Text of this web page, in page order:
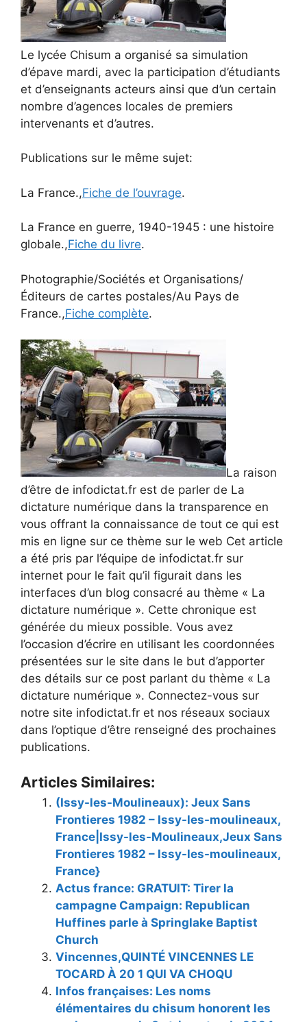
Le lycée Chisum a organisé sa simulation
d’épave mardi, avec la participation d’étudiants
et d’enseignants acteurs ainsi que d’un certain
nombre d’agences locales de premiers
intervenants et d’autres.
Publications sur le même sujet:
La France.,Fiche de l’ouvrage.
La France en guerre, 1940-1945 : une histoire
globale.,Fiche du livre.
Photographie/Sociétés et Organisations/
Éditeurs de cartes postales/Au Pays de
France.,Fiche complète.
La raison
d’être de infodictat.fr est de parler de La
dictature numérique dans la transparence en
vous offrant la connaissance de tout ce qui est
mis en ligne sur ce thème sur le web Cet article
a été pris par l’équipe de infodictat.fr sur
internet pour le fait qu’il figurait dans les
interfaces d’un blog consacré au thème « La
dictature numérique ». Cette chronique est
générée du mieux possible. Vous avez
l’occasion d’écrire en utilisant les coordonnées
présentées sur le site dans le but d’apporter
des détails sur ce post parlant du thème « La
dictature numérique ». Connectez-vous sur
notre site infodictat.fr et nos réseaux sociaux
dans l’optique d’être renseigné des prochaines
publications.
Articles Similaires:
(Issy-les-Moulineaux): Jeux Sans
Frontieres 1982 – Issy-les-moulineaux,
France|Issy-les-Moulineaux,Jeux Sans
Frontieres 1982 – Issy-les-moulineaux,
France}
Actus france: GRATUIT: Tirer la
campagne Campaign: Republican
Huffines parle à Springlake Baptist
Church
Vincennes,QUINTÉ VINCENNES LE
TOCARD À 20 1 QUI VA CHOQU
Infos françaises: Les noms
élémentaires du chisum honorent les